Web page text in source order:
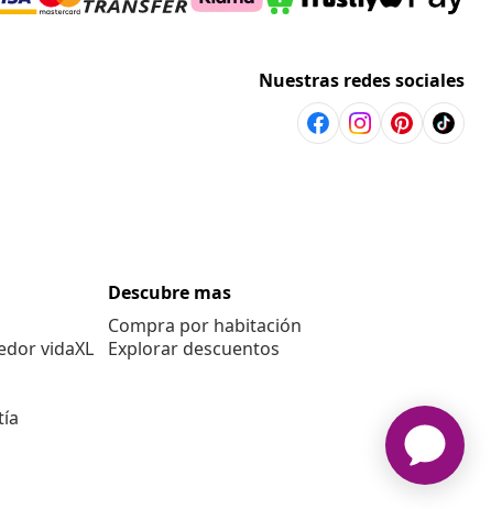
Nuestras redes sociales
vidaXL
Descubre mas
Compra por habitación
Explorar descuentos